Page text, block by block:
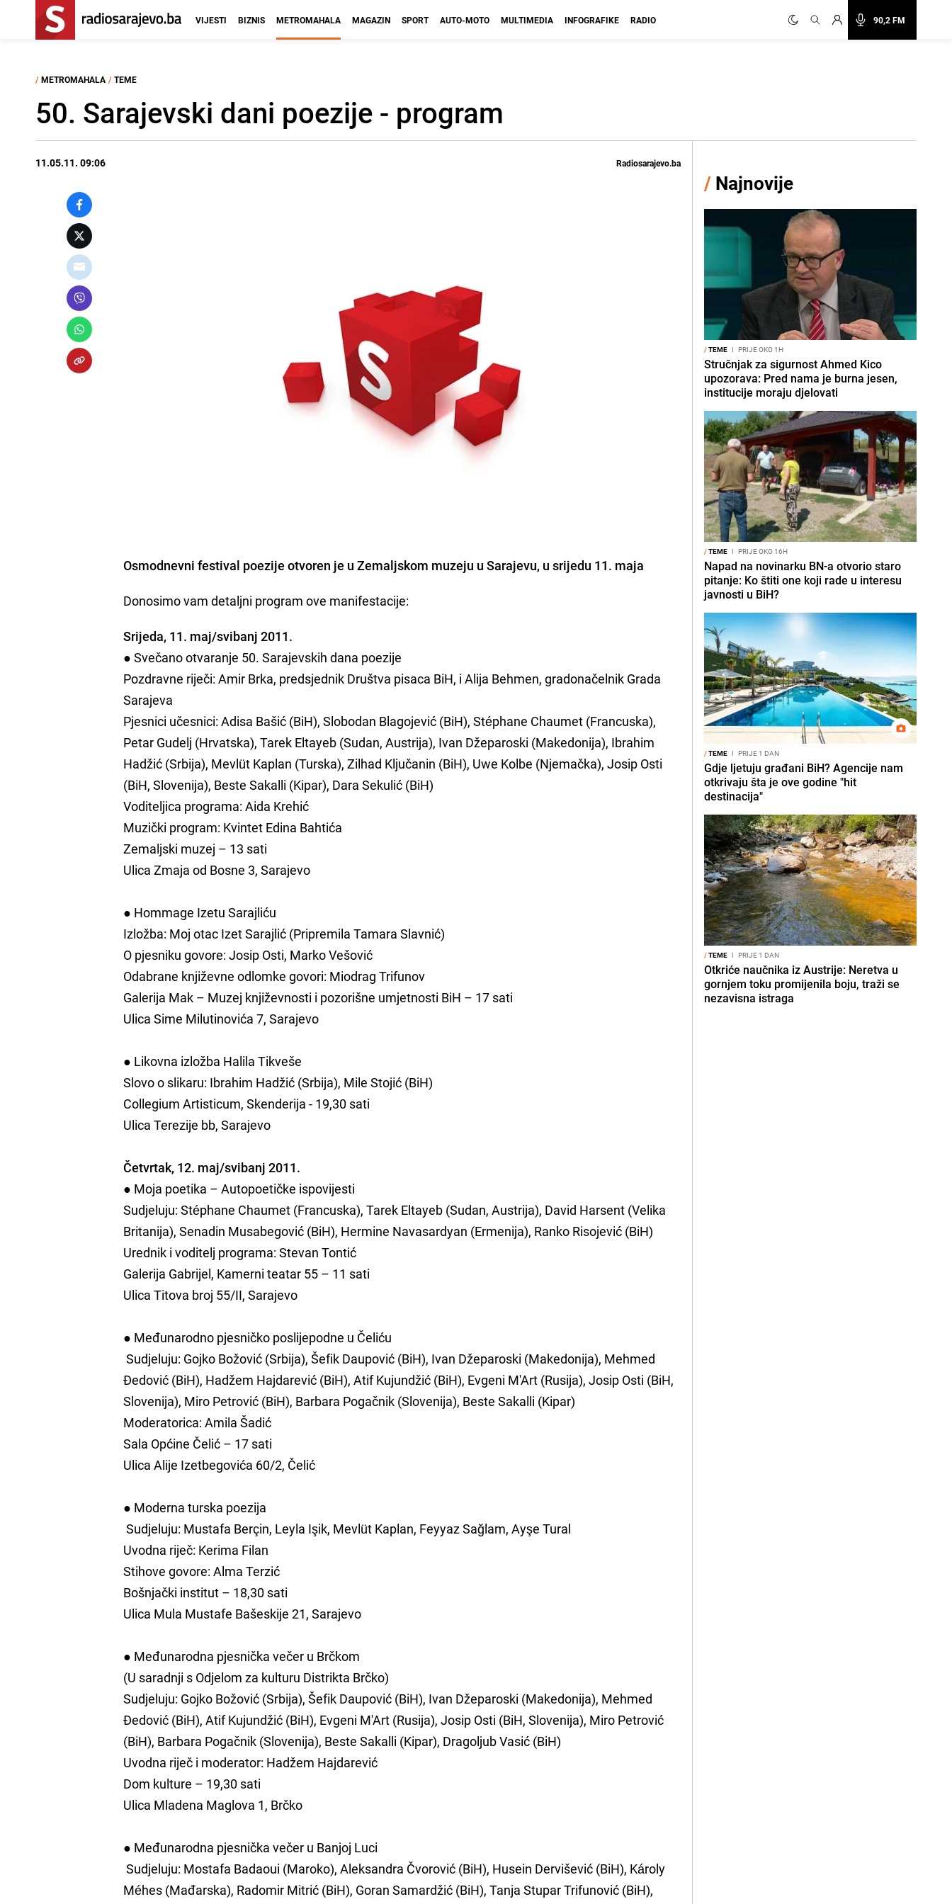
90,2 FM
VIJESTI BIZNIS METROMAHALA MAGAZIN SPORT AUTO-MOTO MULTIMEDIA INFOGRAFIKE RADIO
/ METROMAHALA / TEME
50. Sarajevski dani poezije - program
11.05.11. 09:06 Radiosarajevo.ba
Osmodnevni festival poezije otvoren je u Zemaljskom muzeju u Sarajevu, u srijedu 11. maja
Donosimo vam detaljni program ove manifestacije:
Srijeda, 11. maj/svibanj 2011.
● Svečano otvaranje 50. Sarajevskih dana poezije
Pozdravne riječi: Amir Brka, predsjednik Društva pisaca BiH, i Alija Behmen, gradonačelnik Grada
Sarajeva
Pjesnici učesnici: Adisa Bašić (BiH), Slobodan Blagojević (BiH), Stéphane Chaumet (Francuska),
Petar Gudelj (Hrvatska), Tarek Eltayeb (Sudan, Austrija), Ivan Džeparoski (Makedonija), Ibrahim
Hadžić (Srbija), Mevlüt Kaplan (Turska), Zilhad Ključanin (BiH), Uwe Kolbe (Njemačka), Josip Osti
(BiH, Slovenija), Beste Sakalli (Kipar), Dara Sekulić (BiH)
Voditeljica programa: Aida Krehić
Muzički program: Kvintet Edina Bahtića
Zemaljski muzej – 13 sati
Ulica Zmaja od Bosne 3, Sarajevo
● Hommage Izetu Sarajliću
Izložba: Moj otac Izet Sarajlić (Pripremila Tamara Slavnić)
O pjesniku govore: Josip Osti, Marko Vešović
Odabrane književne odlomke govori: Miodrag Trifunov
Galerija Mak – Muzej književnosti i pozorišne umjetnosti BiH – 17 sati
Ulica Sime Milutinovića 7, Sarajevo
● Likovna izložba Halila Tikveše
Slovo o slikaru: Ibrahim Hadžić (Srbija), Mile Stojić (BiH)
Collegium Artisticum, Skenderija - 19,30 sati
Ulica Terezije bb, Sarajevo
Četvrtak, 12. maj/svibanj 2011.
● Moja poetika – Autopoetičke ispovijesti
Sudjeluju: Stéphane Chaumet (Francuska), Tarek Eltayeb (Sudan, Austrija), David Harsent (Velika
Britanija), Senadin Musabegović (BiH), Hermine Navasardyan (Ermenija), Ranko Risojević (BiH)
Urednik i voditelj programa: Stevan Tontić
Galerija Gabrijel, Kamerni teatar 55 – 11 sati
Ulica Titova broj 55/II, Sarajevo
● Međunarodno pjesničko poslijepodne u Čeliću
Sudjeluju: Gojko Božović (Srbija), Šefik Daupović (BiH), Ivan Džeparoski (Makedonija), Mehmed
Đedović (BiH), Hadžem Hajdarević (BiH), Atif Kujundžić (BiH), Evgeni M'Art (Rusija), Josip Osti (BiH,
Slovenija), Miro Petrović (BiH), Barbara Pogačnik (Slovenija), Beste Sakalli (Kipar)
Moderatorica: Amila Šadić
Sala Općine Čelić – 17 sati
Ulica Alije Izetbegovića 60/2, Čelić
● Moderna turska poezija
Sudjeluju: Mustafa Berçin, Leyla Işik, Mevlüt Kaplan, Feyyaz Sağlam, Ayşe Tural
Uvodna riječ: Kerima Filan
Stihove govore: Alma Terzić
Bošnjački institut – 18,30 sati
Ulica Mula Mustafe Bašeskije 21, Sarajevo
● Međunarodna pjesnička večer u Brčkom
(U saradnji s Odjelom za kulturu Distrikta Brčko)
Sudjeluju: Gojko Božović (Srbija), Šefik Daupović (BiH), Ivan Džeparoski (Makedonija), Mehmed
Đedović (BiH), Atif Kujundžić (BiH), Evgeni M'Art (Rusija), Josip Osti (BiH, Slovenija), Miro Petrović
(BiH), Barbara Pogačnik (Slovenija), Beste Sakalli (Kipar), Dragoljub Vasić (BiH)
Uvodna riječ i moderator: Hadžem Hajdarević
Dom kulture – 19,30 sati
Ulica Mladena Maglova 1, Brčko
● Međunarodna pjesnička večer u Banjoj Luci
Sudjeluju: Mostafa Badaoui (Maroko), Aleksandra Čvorović (BiH), Husein Dervišević (BiH), Károly
Méhes (Mađarska), Radomir Mitrić (BiH), Goran Samardžić (BiH), Tanja Stupar Trifunović (BiH),
/ Najnovije
/TEME I PRIJE OKO 1H
Stručnjak za sigurnost Ahmed Kico
upozorava: Pred nama je burna jesen,
institucije moraju djelovati
/TEME I PRIJE OKO 16H
Napad na novinarku BN-a otvorio staro
pitanje: Ko štiti one koji rade u interesu
javnosti u BiH?
/TEME I PRIJE 1 DAN
Gdje ljetuju građani BiH? Agencije nam
otkrivaju šta je ove godine "hit
destinacija"
/TEME I PRIJE 1 DAN
Otkriće naučnika iz Austrije: Neretva u
gornjem toku promijenila boju, traži se
nezavisna istraga